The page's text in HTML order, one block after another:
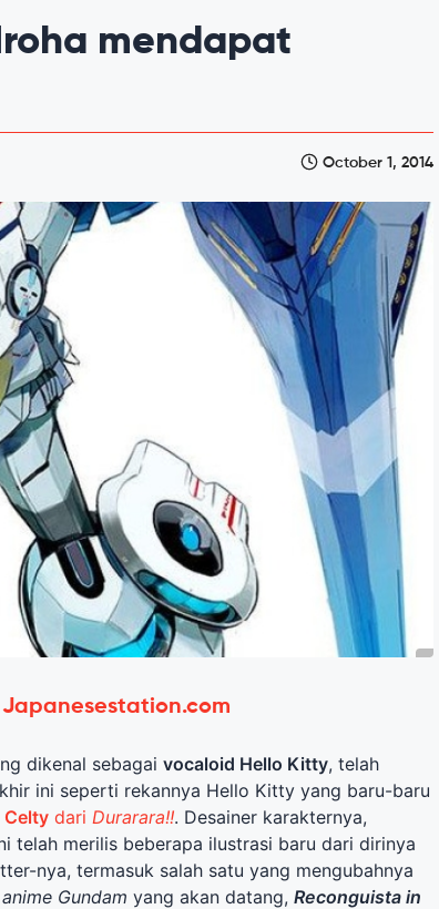
mendapat
October 1, 2014
dikenal sebagai vocaloid Hello Kitty, telah
ini seperti rekannya Hello Kitty yang baru-baru
Celty dari Durarara!!. Desainer karakternya,
telah merilis beberapa ilustrasi baru dari dirinya
nya, termasuk salah satu yang mengubahnya
anime Gundam yang akan datang, Reconguista in